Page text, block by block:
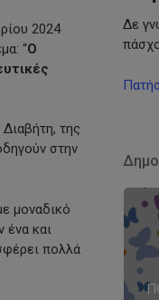
2024
“Ο
της
στην
μοναδικό
ένα και
πολλά
Δε